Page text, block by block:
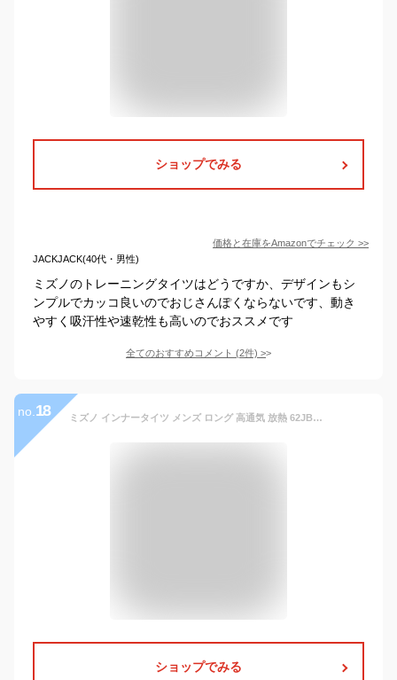
ショップでみる
価格と在庫をAmazonでチェック >>
JACKJACK(40代・男性)
ミズノのトレーニングタイツはどうですか、デザインもシ
ンプルでカッコ良いのでおじさんぽくならないです、動き
やすく吸汗性や速乾性も高いのでおススメです
全てのおすすめコメント (2件) >
no. 18 ミズノ インナータイツ メンズ ロング 高通気 放熱 62JB2050 テニス ソフトテニス バドミントン
ショップでみる